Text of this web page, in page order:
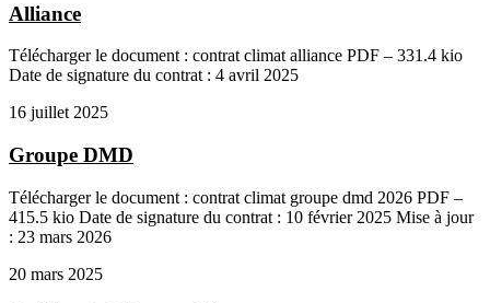
Alliance
Télécharger le document : contrat climat alliance PDF – 331.4 kio
Date de signature du contrat : 4 avril 2025
16 juillet 2025
Groupe DMD
Télécharger le document : contrat climat groupe dmd 2026 PDF –
415.5 kio Date de signature du contrat : 10 février 2025 Mise à jour
: 23 mars 2026
20 mars 2025